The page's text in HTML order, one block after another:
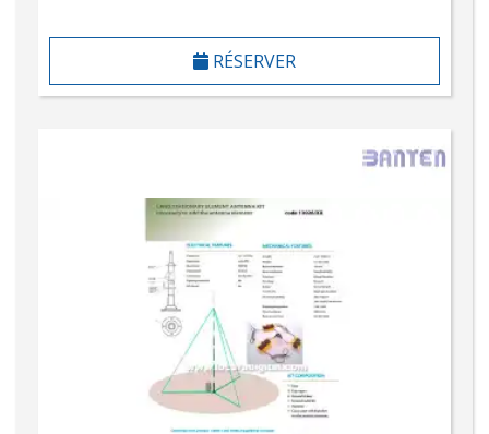
RÉSERVER